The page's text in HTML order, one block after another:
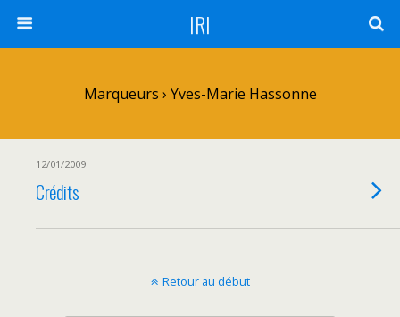
IRI
Marqueurs › Yves-Marie Hassonne
12/01/2009
Crédits
Retour au début